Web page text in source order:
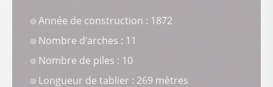
Année de construction : 1872
Nombre d’arches : 11
Nombre de piles : 10
Longueur de tablier : 269 mètres